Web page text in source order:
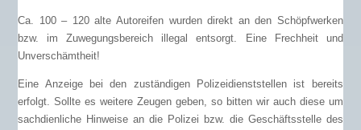
Ca. 100 – 120 alte Autoreifen wurden direkt an den Schöpfwerken
bzw. im Zuwegungsbereich illegal entsorgt. Eine Frechheit und
Unverschämtheit!
Eine Anzeige bei den zuständigen Polizeidienststellen ist bereits
erfolgt. Sollte es weitere Zeugen geben, so bitten wir auch diese um
sachdienliche Hinweise an die Polizei bzw. die Geschäftsstelle des